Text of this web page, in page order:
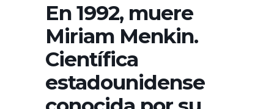
En 1992, muere
Miriam Menkin.
Científica
estadounidense